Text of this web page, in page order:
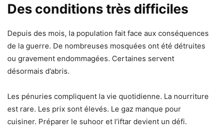
Des conditions très difficiles
Depuis des mois, la population fait face aux conséquences
de la guerre. De nombreuses mosquées ont été détruites
ou gravement endommagées. Certaines servent
désormais d’abris.
Les pénuries compliquent la vie quotidienne. La nourriture
est rare. Les prix sont élevés. Le gaz manque pour
cuisiner. Préparer le suhoor et l’iftar devient un défi.